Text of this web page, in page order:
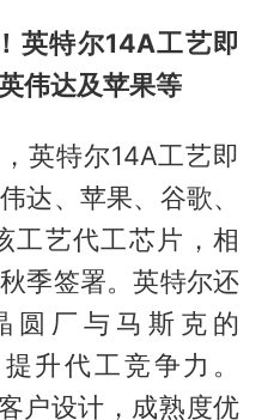
英特尔14A工艺即
伟达及苹果等
英特尔14A工艺即
达、苹果、谷歌、
工艺代工芯片，相
季签署。英特尔还
圆厂与马斯克的
升代工竞争力。
户设计，成熟度优